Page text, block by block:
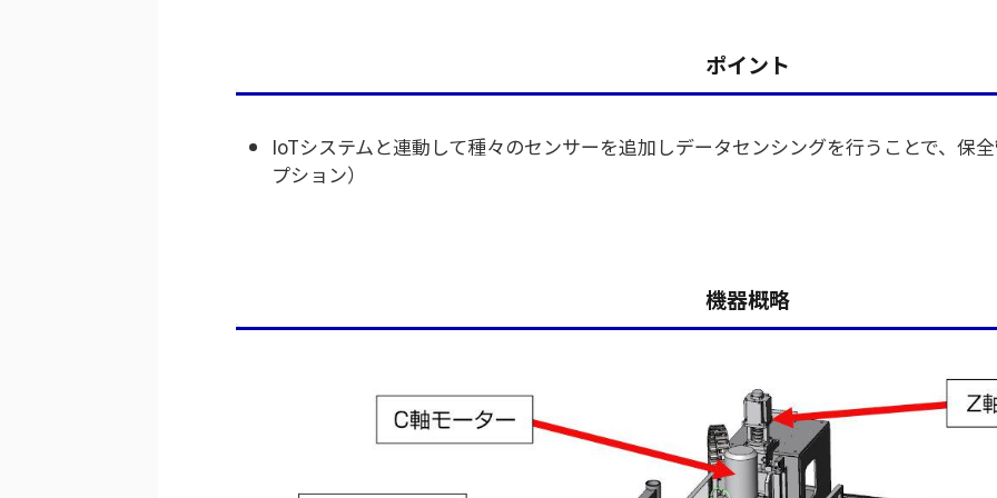
ポイント
IoTシステムと連動して種々のセンサーを追加しデータセンシングを行うことで、保
プション）
機器概略